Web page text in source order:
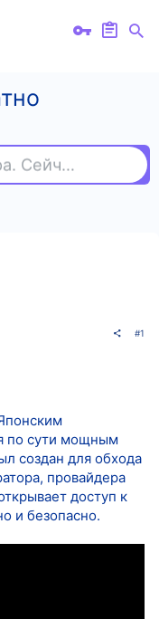
Найдите курс или автора. Сейчас ищут
#1
по сути мощным
создан для обхода
провайдера
доступ к
и безопасно.